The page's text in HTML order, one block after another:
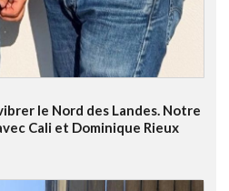
le Nord des Landes. Notre
Cali et Dominique Rieux